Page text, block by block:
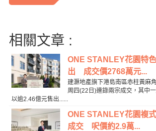
相關文章 :
ONE STANLEY花園特
出 成交價2768萬元...
建灝地產旗下港島南區赤柱黃麻
周四(22日)連錄兩宗成交，其中
以逾2.46億元售出......
ONE STANLEY花園複
成交 呎價約2.9萬...